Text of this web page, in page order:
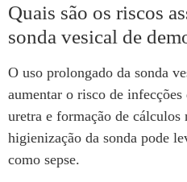
Quais são os riscos
sonda vesical de
O uso prolongado da sonda
aumentar o risco de
uretra e formação de
higienização da sonda pode
como sepse.